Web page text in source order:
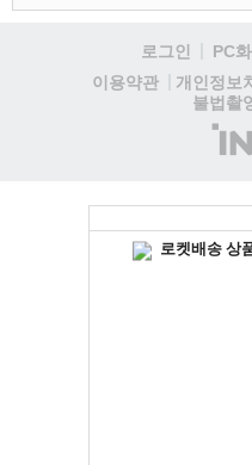
로그인 PC
이용약관
개인정보
불법촬